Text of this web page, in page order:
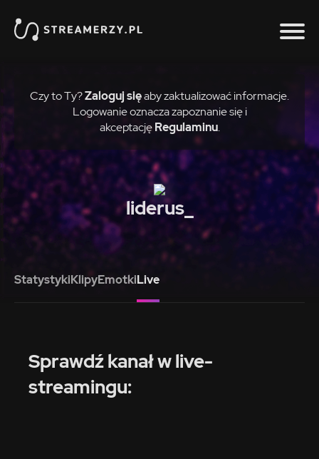
Czy to Ty?Zaloguj sięaby zaktualizować informacje.
Logowanie oznacza zapoznanie się i
akceptację Regulaminu.
liderus_
StatystykiKlipyEmotkiLive
Sprawdź kanał w live-
streamingu: